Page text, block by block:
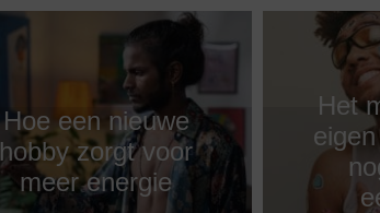
Hoe een nieuwe
hobby zorgt voor
meer energie
Het